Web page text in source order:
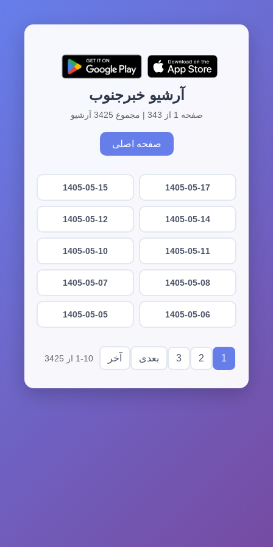
آرشیو خبرجنوب
صفحه 1 از 343 | مجموع 3425 آرشیو
صفحه اصلی
1405-05-17
1405-05-15
1405-05-14
1405-05-12
1405-05-11
1405-05-10
1405-05-08
1405-05-07
1405-05-06
1405-05-05
1
2
3 بعدی آخر 1-10 از 3425